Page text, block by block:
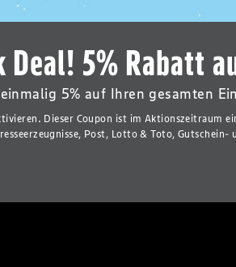
Deal! 5% Rabatt
5% auf Ihren gesamten
Dieser Coupon ist im Aktionszeitraum
Post, Lotto & Toto,